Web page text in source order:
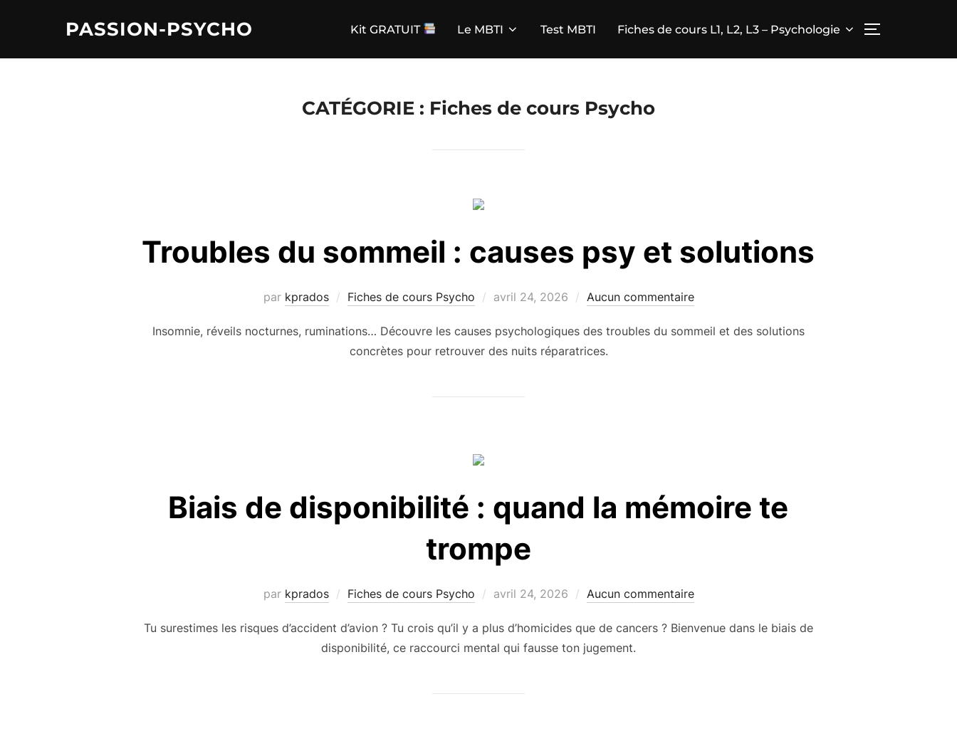
PASSION-PSYCHO Kit GRATUIT Le MBTI Test MBTI Fiches de cours L1, L2, L3 – Psychologie PERMUTER
CATÉGORIE : Fiches de cours Psycho
Troubles du sommeil : causes psy et solutions
par kprados Fiches de cours Psycho
Publié
avril 24, 2026 Aucun commentaire
Insomnie, réveils nocturnes, ruminations… Découvre les causes psychologiques des troubles du sommeil et des solutions
concrètes pour retrouver des nuits réparatrices.
Biais de disponibilité : quand la mémoire te
trompe
par kprados Fiches de cours Psycho
Publié
avril 24, 2026 Aucun commentaire
Tu surestimes les risques d’accident d’avion ? Tu crois qu’il y a plus d’homicides que de cancers ? Bienvenue dans le biais de
disponibilité, ce raccourci mental qui fausse ton jugement.